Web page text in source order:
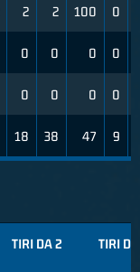
2 2 100 0
0 0 0 0
0 0 0 0
18 38 47 9
TIRI DA 2 TIRI